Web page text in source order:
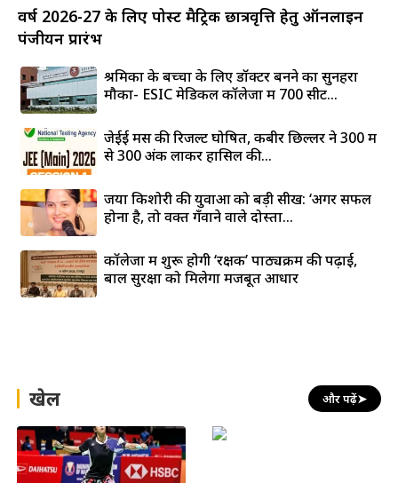
वर्ष 2026-27 के लिए पोस्ट मैट्रिक छात्रवृत्ति हेतु ऑनलाइन
पंजीयन प्रारंभ
श्रमिकों के बच्चों के लिए डॉक्टर बनने का सुनहरा
मौका- ESIC मेडिकल कॉलेजों में 700 सीटें...
जेईई मेंस की रिजल्ट घोषित, कबीर छिल्लर ने 300 में
से 300 अंक लाकर हासिल की...
जया किशोरी की युवाओं को बड़ी सीख: ‘अगर सफल
होना है, तो वक्त गँवाने वाले दोस्तों...
कॉलेजों में शुरू होगी ‘रक्षक’ पाठ्यक्रम की पढ़ाई,
बाल सुरक्षा को मिलेगा मजबूत आधार
खेल और पढ़ें➤